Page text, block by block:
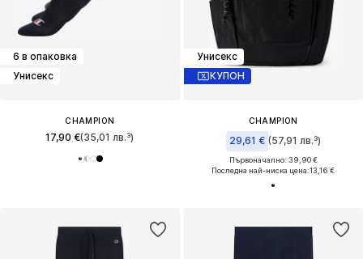
6 в опаковка
Унисекс
CHAMPION
17,90 €(35,01 лв.³)
Унисекс
КУПОН
CHAMPION
29,61 € (57,91 лв.³)
Първоначално: 39,90 €
Последна най-ниска цена:13,16 €